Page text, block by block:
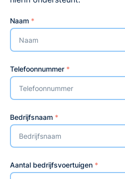
Naam *
Telefoonnummer *
Bedrijfsnaam *
Aantal bedrijfsvoertuigen *